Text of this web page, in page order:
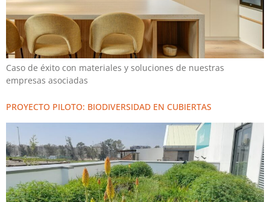
Caso de éxito con materiales y soluciones de nuestras
empresas asociadas
PROYECTO PILOTO: BIODIVERSIDAD EN CUBIERTAS